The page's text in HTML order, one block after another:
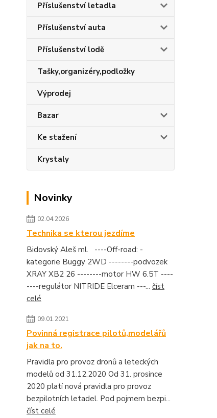
Příslušenství letadla
Příslušenství auta
Příslušenství lodě
Tašky,organizéry,podložky
Výprodej
Bazar
Ke stažení
Krystaly
Novinky
02.04.2026
Technika se kterou jezdíme
Bidovský Aleš ml. ----Off-road: -
kategorie Buggy 2WD --------podvozek
XRAY XB2 26 --------motor HW 6.5T ----
----regulátor NITRIDE Elceram ---... číst
celé
09.01.2021
Povinná registrace pilotů,modelářů
jak na to.
Pravidla pro provoz dronů a leteckých
modelů od 31.12.2020 Od 31. prosince
2020 platí nová pravidla pro provoz
bezpilotních letadel. Pod pojmem bezpi...
číst celé